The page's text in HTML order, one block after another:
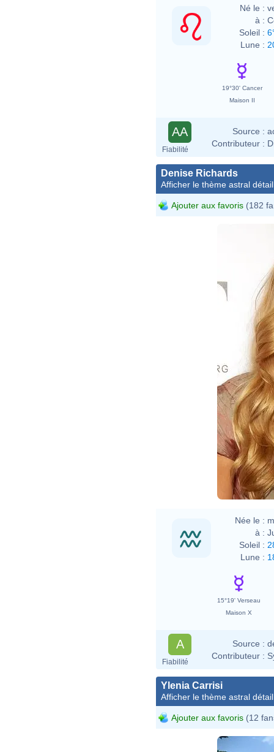
Né le :
à :
Soleil :
Lune :
19°30' Cancer
Maison II
AA
Fiabilité
Source :
Contributeur :
Denise Richards
Afficher le thème astral
Ajouter aux favoris (182
Née le :
à :
Soleil :
Lune :
15°19' Verseau
Maison X
A
Fiabilité
Source :
Contributeur :
Ylenia Carrisi
Afficher le thème astral
Ajouter aux favoris (12